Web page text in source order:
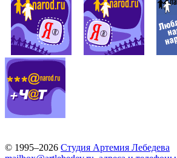
© 1995–2026 Студия Артемия Лебедева